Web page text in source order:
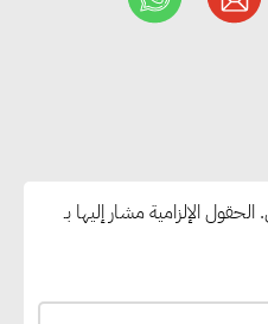
الحقول الإلزامية مشار إليها بـ
سرعة التسجيل وعدم
موقعه الإلكتروني